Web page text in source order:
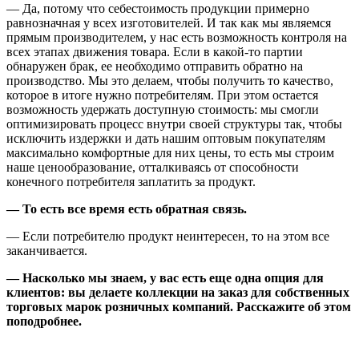
— Да, потому что себестоимость продукции примерно
равнозначная у всех изготовителей. И так как мы являемся
прямым производителем, у нас есть возможность контроля на
всех этапах движения товара. Если в какой-то партии
обнаружен брак, ее необходимо отправить обратно на
производство. Мы это делаем, чтобы получить то качество,
которое в итоге нужно потребителям. При этом остается
возможность удержать доступную стоимость: мы смогли
оптимизировать процесс внутри своей структуры так, чтобы
исключить издержки и дать нашим оптовым покупателям
максимально комфортные для них цены, то есть мы строим
наше ценообразование, отталкиваясь от способности
конечного потребителя заплатить за продукт.
— То есть все время есть обратная связь.
— Если потребителю продукт неинтересен, то на этом все
заканчивается.
— Насколько мы знаем, у вас есть еще одна опция для
клиентов: вы делаете коллекции на заказ для собственных
торговых марок розничных компаний. Расскажите об этом
поподробнее.